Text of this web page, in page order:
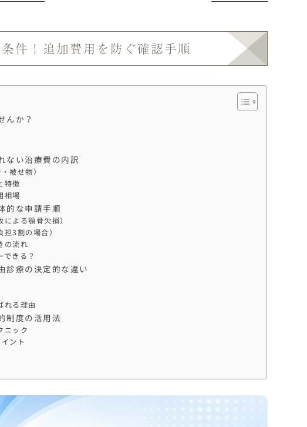
件！追加費用を防ぐ確認手順
んか？
ない治療費の内訳
被せ物）
特徴
相場
的な申請手順
よる顎骨欠損）
3割の場合）
の流れ
きる？
診療の決定的な違い
れる理由
制度の活用法
ニック
ント